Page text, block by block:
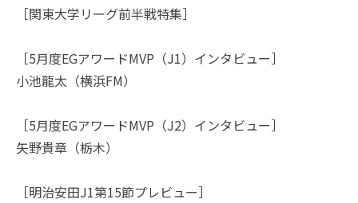
［関東大学リーグ前半戦特集］
［5月度EGアワードMVP（J1）インタビュー］
小池龍太（横浜FM）
［5月度EGアワードMVP（J2）インタビュー］
矢野貴章（栃木）
［明治安田J1第15節プレビュー］